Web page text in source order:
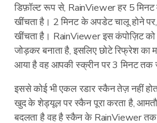
डिफ़ॉल्ट रूप से, RainViewer हर 5 मिनट
खींचता है। 2 मिनट के अपडेट चालू होने
खींचता है। RainViewer इस कंपोज़िट
जोड़कर बनाता है, इसलिए छोटे रिफ्रेश का
आया है वह आपकी स्क्रीन पर 3 मिनट तक
इससे कोई भी एकल रडार स्कैन तेज़ नहीं
खुद के शेड्यूल पर स्कैन पूरा करता है,
बदलता है वह है स्कैन के RainViewer